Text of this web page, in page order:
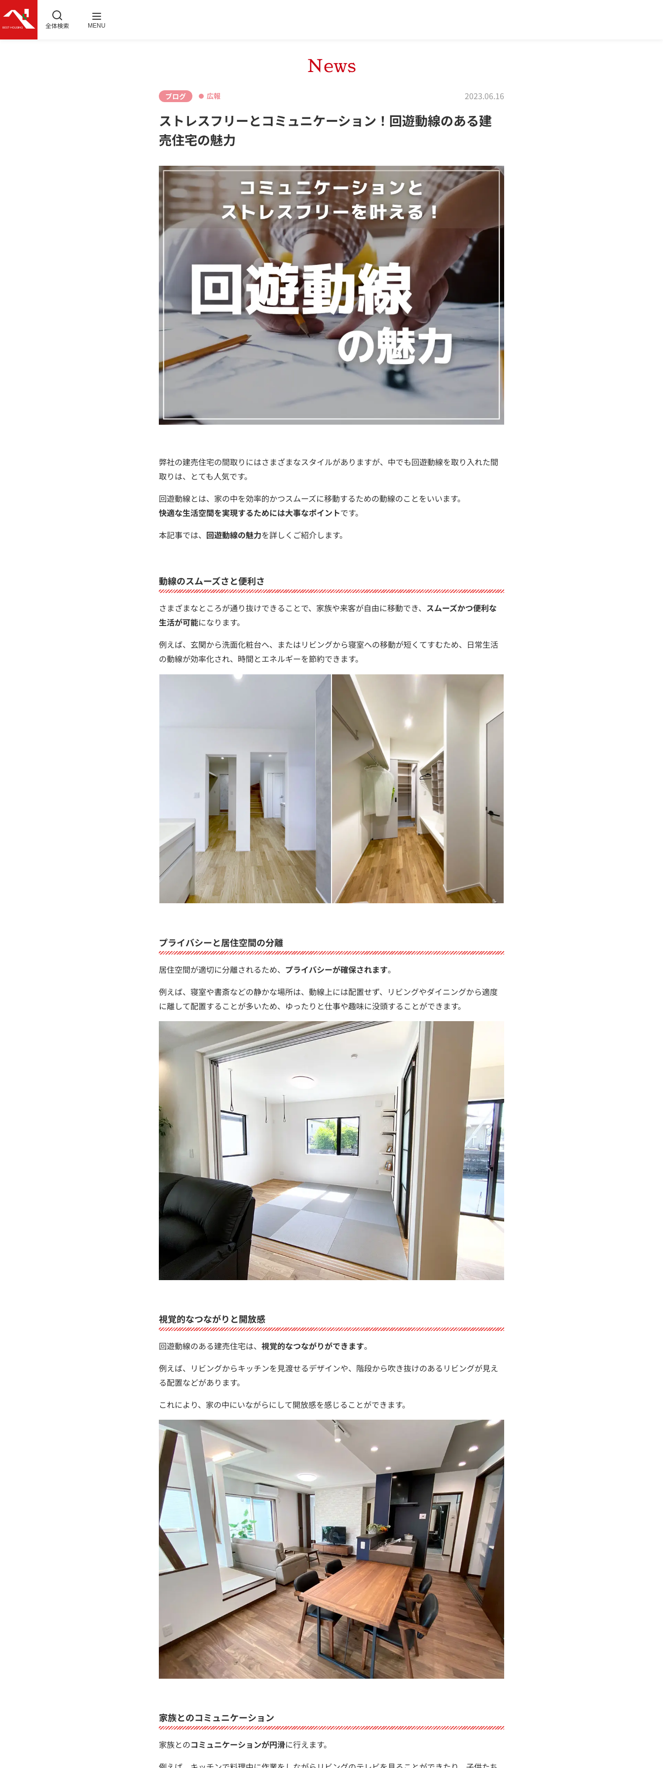
全体検索 MENU
News
ブログ 広報 2023.06.16
ストレスフリーとコミュニケーション！回遊動線のある建
売住宅の魅力
弊社の建売住宅の間取りにはさまざまなスタイルがありますが、中でも回遊動線を取り入れた間
取りは、とても人気です。
回遊動線とは、家の中を効率的かつスムーズに移動するための動線のことをいいます。
快適な生活空間を実現するためには大事なポイントです。
本記事では、 回遊動線の魅力を詳しくご紹介します。
動線のスムーズさと便利さ
さまざまなところが通り抜けできることで、家族や来客が自由に移動でき、 スムーズかつ便利な
生活が可能になります。
例えば、玄関から洗面化粧台へ、またはリビングから寝室への移動が短くてすむため、日常生活
の動線が効率化され、時間とエネルギーを節約できます。
プライバシーと居住空間の分離
居住空間が適切に分離されるため、 プライバシーが確保されます。
例えば、寝室や書斎などの静かな場所は、動線上には配置せず、リビングやダイニングから適度
に離して配置することが多いため、ゆったりと仕事や趣味に没頭することができます。
視覚的なつながりと開放感
回遊動線のある建売住宅は、 視覚的なつながりができます。
例えば、リビングからキッチンを見渡せるデザインや、階段から吹き抜けのあるリビングが見え
る配置などがあります。
これにより、家の中にいながらにして開放感を感じることができます。
家族とのコミュニケーション
家族とのコミュニケーションが円滑に行えます。